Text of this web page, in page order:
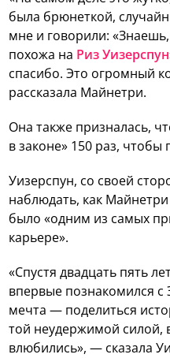
была брюнеткой,
мне и говорили:
похожа на Риз Уизерспун
спасибо. Это огромный
рассказала Майнетри.
Она также призналась,
в законе» 150 раз, чтобы
Уизерспун, со своей
наблюдать, как
было «одним из самых
карьере».
«Спустя двадцать пять
впервые познакомился с
мечта — поделиться
той неудержимой силой,
влюбились», — сказала